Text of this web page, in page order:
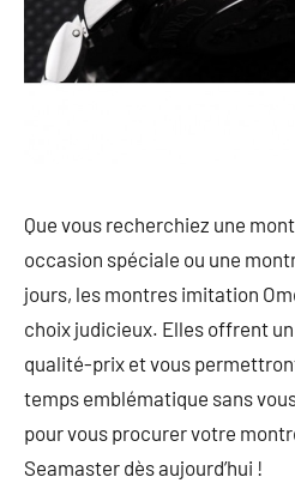
Que vous recherchiez une
occasion spéciale ou une
jours, les montres imitation
choix judicieux. Elles offrent
qualité-prix et vous
temps emblématique sans
pour vous procurer votre
Seamaster dès aujourd’hui !